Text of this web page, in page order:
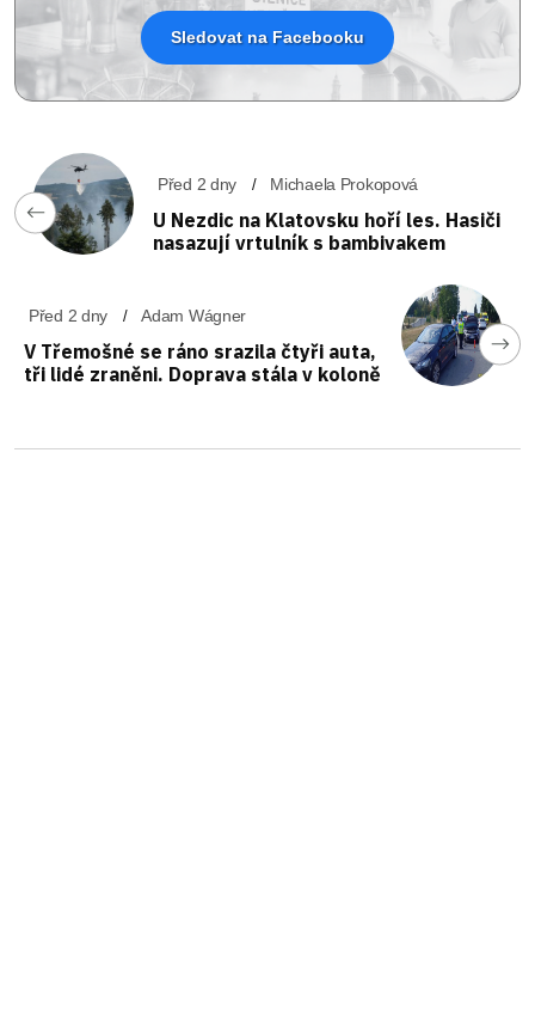
Sledovat na Facebooku
Před 2 dny Michaela Prokopová
U Nezdic na Klatovsku hoří les. Hasiči
nasazují vrtulník s bambivakem
Před 2 dny Adam Wágner
V Třemošné se ráno srazila čtyři auta,
tři lidé zraněni. Doprava stála v koloně